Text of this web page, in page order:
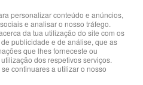
personalizar conteúdo e anúncios,
e analisar o nosso tráfego.
da tua utilização do site com os
publicidade e de análise, que as
que lhes forneceste ou
dos respetivos serviços.
continuares a utilizar o nosso